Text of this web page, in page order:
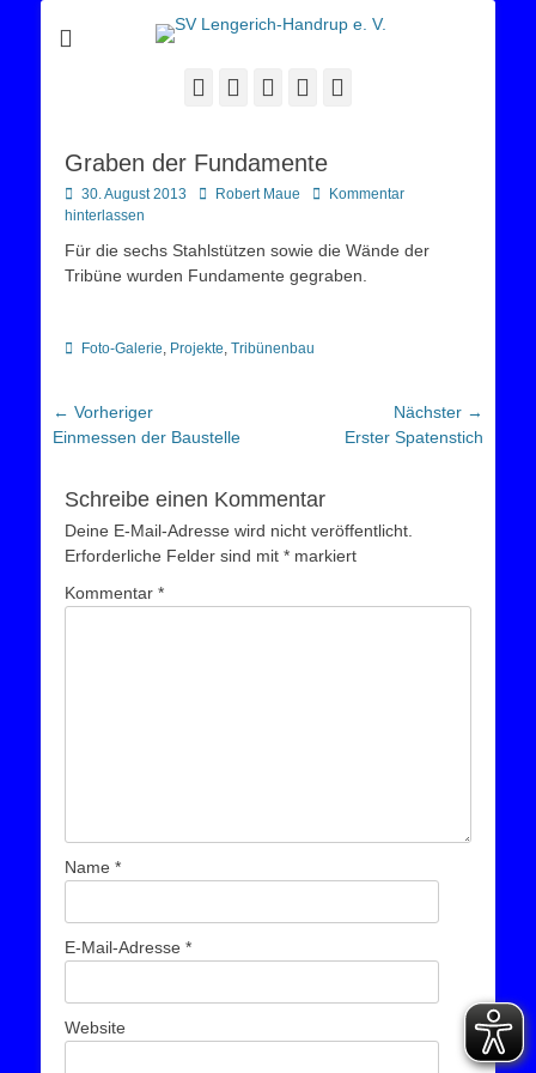
SV Lengerich-
Handrup e. V.
Sportverein Lengerich Handrup
Facebook
Twitter YouTube
Graben der Fundamente
Posted
on
30. August 2013 AutorRobert Maue
Kommentar
hinterlassen
Für die sechs Stahlstützen sowie die Wände der
Tribüne wurden Fundamente gegraben.
Kategorien
Foto-Galerie, Projekte, Tribünenbau
Beitragsnavigation
← Vorheriger
Vorheriger
Einmessen der Baustelle
Nächster →
Erster Spatenstich
Schreibe einen Kommentar
Deine E-Mail-Adresse wird nicht veröffentlicht.
Erforderliche Felder sind mit * markiert
Kommentar *
Name *
E-Mail-Adresse *
Website